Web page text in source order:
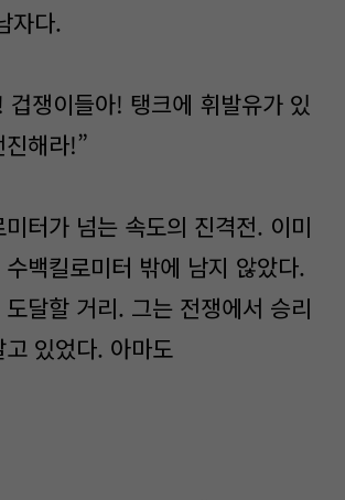
자다.
겁쟁이들아! 탱크에 휘발유가 있
해라!”
터가 넘는 속도의 진격전. 이미
백킬로미터 밖에 남지 않았다.
달할 거리. 그는 전쟁에서 승리
있었다. 아마도